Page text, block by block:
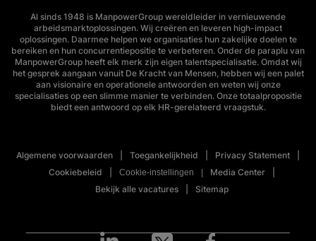
Al sinds 1948 is ManpowerGroup wereldleider in vernieuwende
arbeidsmarktoplossingen. Wij creëren en leveren high-impact
oplossingen. Daarmee helpen we organisaties hun zakelijke doelen te
bereiken en hun concurrentiepositie te verbeteren. Onder de paraplu van
ManpowerGroup heeft elk merk zijn eigen talentspecialisatie. Omdat wij
het gesprek aangaan vanuit De Kracht van Mensen, hebben wij een palet
aan visionaire en operationele antwoorden en weten wij onze
specialisaties op een slimme manier te verbinden. Onze totaalpropositie
biedt een antwoord op elk HR-gerelateerd vraagstuk.
Algemene voorwaarden Toegankelijkheid
Privacy Statement
Cookiebeleid
Cookie-instellingen
Media Center
Bekijk alle vacatures
Sitemap